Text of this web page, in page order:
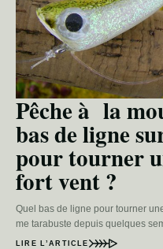
Pêche à la
bas de ligne
pour tourner
fort vent ?
Quel bas de ligne pour tourner
me tarabuste depuis quelques
LIRE L’ARTICLE